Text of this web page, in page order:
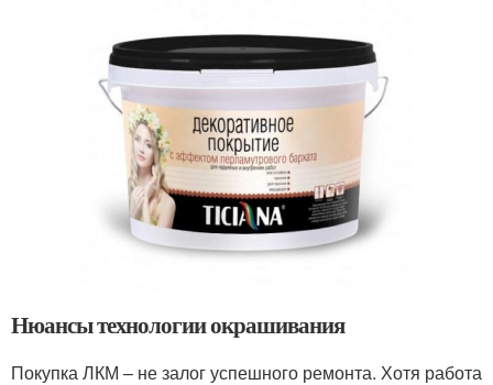
Нюансы технологии окрашивания
Покупка ЛКМ – не залог успешного ремонта. Хотя работа